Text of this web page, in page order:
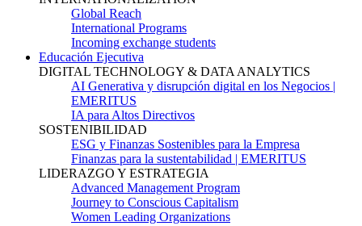
Global Reach
International Programs
Incoming exchange students
Educación Ejecutiva
DIGITAL TECHNOLOGY & DATA ANALYTICS
AI Generativa y disrupción digital en los Negocios |
EMERITUS
IA para Altos Directivos
SOSTENIBILIDAD
ESG y Finanzas Sostenibles para la Empresa
Finanzas para la sustentabilidad | EMERITUS
LIDERAZGO Y ESTRATEGIA
Advanced Management Program
Journey to Conscious Capitalism
Women Leading Organizations